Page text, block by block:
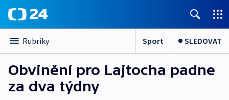
Rubriky Sport SLEDOVAT
Obvinění pro Lajtocha padne
za dva týdny